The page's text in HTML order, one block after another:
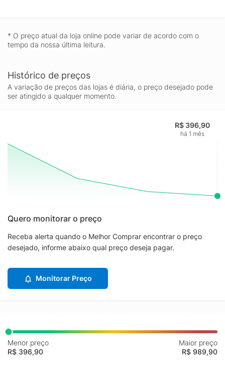
* O preço atual da loja online pode variar de acordo com o
tempo da nossa última leitura.
Histórico de preços
A variação de preços das lojas é diária, o preço desejado pode
ser atingido a qualquer momento.
R$ 396,90
há 1 mês
Quero monitorar o preço
Receba alerta quando o Melhor Comprar encontrar o preço
desejado, informe abaixo qual preço deseja pagar.
Monitorar Preço
Menor preço
R$ 396,90
Maior preço
R$ 989,90